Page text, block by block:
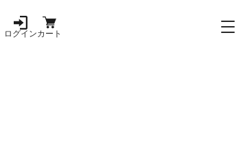
ログインカート